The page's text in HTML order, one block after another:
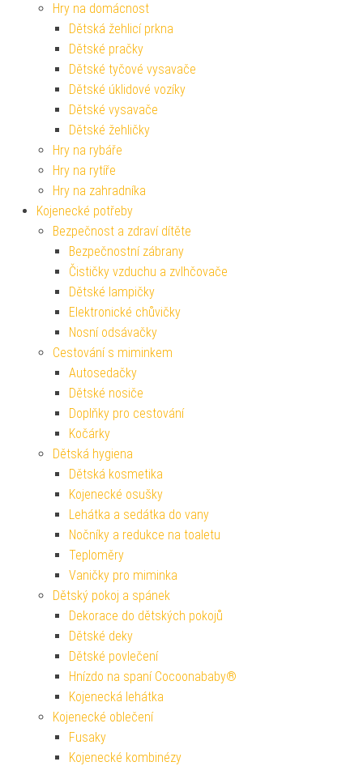
Hry na domácnost
Dětská žehlicí prkna
Dětské pračky
Dětské tyčové vysavače
Dětské úklidové vozíky
Dětské vysavače
Dětské žehličky
Hry na rybáře
Hry na rytíře
Hry na zahradníka
Kojenecké potřeby
Bezpečnost a zdraví dítěte
Bezpečnostní zábrany
Čističky vzduchu a zvlhčovače
Dětské lampičky
Elektronické chůvičky
Nosní odsávačky
Cestování s miminkem
Autosedačky
Dětské nosiče
Doplňky pro cestování
Kočárky
Dětská hygiena
Dětská kosmetika
Kojenecké osušky
Lehátka a sedátka do vany
Nočníky a redukce na toaletu
Teploměry
Vaničky pro miminka
Dětský pokoj a spánek
Dekorace do dětských pokojů
Dětské deky
Dětské povlečení
Hnízdo na spaní Cocoonababy®
Kojenecká lehátka
Kojenecké oblečení
Fusaky
Kojenecké kombinézy